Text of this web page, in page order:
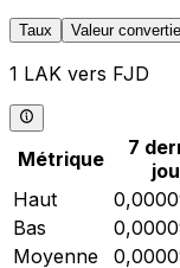
Taux Valeur convertie
1 LAK vers FJD
Métrique
7
Haut
Bas
Moyenne